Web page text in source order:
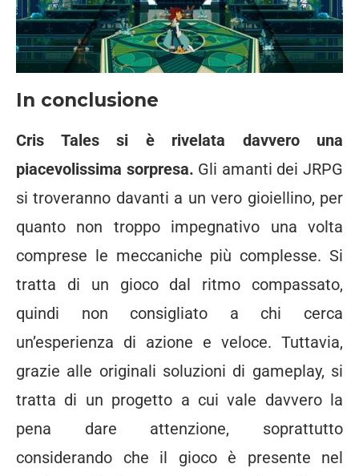
In conclusione
Cris Tales si è rivelata davvero una
piacevolissima sorpresa. Gli amanti dei JRPG
si troveranno davanti a un vero gioiellino, per
quanto non troppo impegnativo una volta
comprese le meccaniche più complesse. Si
tratta di un gioco dal ritmo compassato,
quindi non consigliato a chi cerca
un’esperienza di azione e veloce. Tuttavia,
grazie alle originali soluzioni di gameplay, si
tratta di un progetto a cui vale davvero la
pena dare attenzione, soprattutto
considerando che il gioco è presente nel